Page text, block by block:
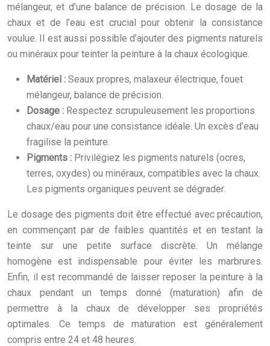
mélangeur, et d’une balance de précision. Le dosage de la
chaux et de l’eau est crucial pour obtenir la consistance
voulue. Il est aussi possible d’ajouter des pigments naturels
ou minéraux pour teinter la peinture à la chaux écologique.
Matériel : Seaux propres, malaxeur électrique, fouet
mélangeur, balance de précision.
Dosage : Respectez scrupuleusement les proportions
chaux/eau pour une consistance idéale. Un excès d’eau
fragilise la peinture.
Pigments : Privilégiez les pigments naturels (ocres,
terres, oxydes) ou minéraux, compatibles avec la chaux.
Les pigments organiques peuvent se dégrader.
Le dosage des pigments doit être effectué avec précaution,
en commençant par de faibles quantités et en testant la
teinte sur une petite surface discrète. Un mélange
homogène est indispensable pour éviter les marbrures.
Enfin, il est recommandé de laisser reposer la peinture à la
chaux pendant un temps donné (maturation) afin de
permettre à la chaux de développer ses propriétés
optimales. Ce temps de maturation est généralement
compris entre 24 et 48 heures.